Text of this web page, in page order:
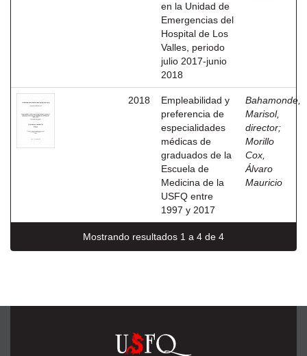
en la Unidad de
Emergencias del
Hospital de Los
Valles, periodo
julio 2017-junio
2018
2018
Empleabilidad y
preferencia de
especialidades
médicas de
graduados de la
Escuela de
Medicina de la
USFQ entre
1997 y 2017
Bahamonde,
Marisol,
director;
Morillo
Cox,
Álvaro
Mauricio
Mostrando resultados 1 a 4 de 4